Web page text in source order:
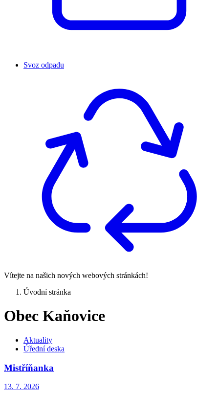
Svoz odpadu
Vítejte na našich nových webových stránkách!
Úvodní stránka
Obec Kaňovice
Aktuality
Úřední deska
Mistříňanka
13. 7. 2026